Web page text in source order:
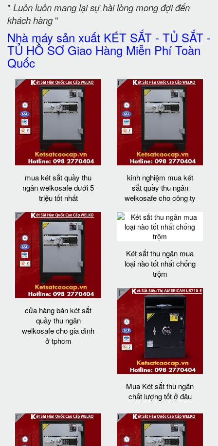
" Luôn luôn mang lại sự hài lòng mong đợi đến
khách hàng"
Nhà máy sản xuất KÉT SẮT - TỦ SẮT -
TỦ HỒ SƠ Giao Hàng Miễn Phí Toàn
Quốc
mua két sắt quầy thu
ngân welkosafe dưới 5
triệu tốt nhất
kinh nghiệm mua két
sắt quầy thu ngân
welkosafe cho công ty
cửa hàng bán két sắt
quầy thu ngân
welkosafe cho gia đình
ở tphcm
Két sắt thu ngân mua
loại nào tốt nhất chống
trộm
Mua Két sắt thu ngân
chất lượng tốt ở đâu